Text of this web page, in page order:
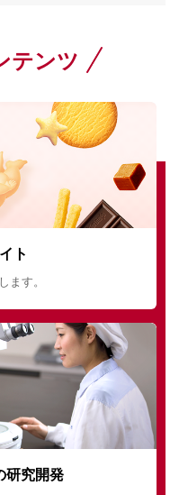
テンツ
ト
ます。
研究開発